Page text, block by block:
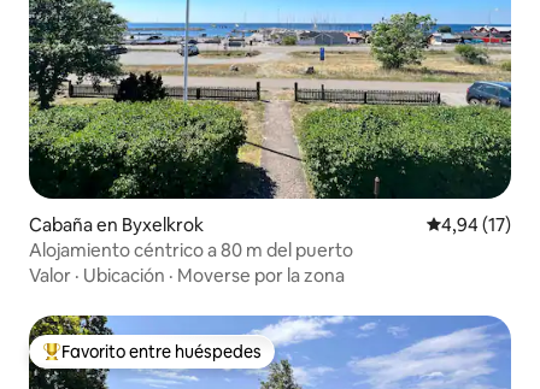
Cabaña en Byxelkrok Calificación
4,94 (17)
Alojamiento céntrico a 80 m del puerto
Valor · Ubicación · Moverse por la zona
Favorito entre los huéspedes más destacados
Favorito entre huéspedes